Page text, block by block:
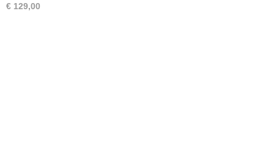
€ 129,00